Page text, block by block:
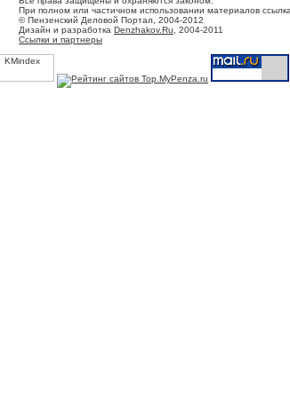
При полном или частичном использовании материалов
© Пензенский Деловой Портал, 2004-2012
Дизайн и разработка Denzhakov.Ru , 2004-2011
Ссылки и партнеры